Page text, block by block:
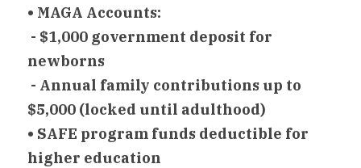
• MAGA Accounts:
- $1,000 government deposit for
newborns
- Annual family contributions up to
$5,000 (locked until adulthood)
• SAFE program funds deductible for
higher education